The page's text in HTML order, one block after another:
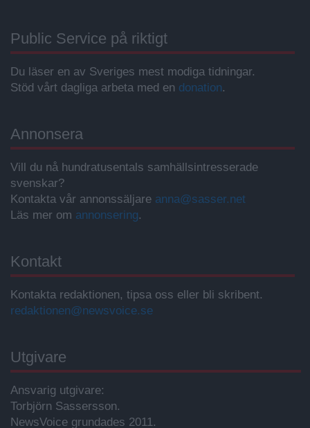
Public Service på riktigt
Du läser en av Sveriges mest modiga tidningar.
Stöd vårt dagliga arbeta med en donation.
Annonsera
Vill du nå hundratusentals samhällsintresserade
svenskar?
Kontakta vår annonssäljare anna@sasser.net
Läs mer om annonsering.
Kontakt
Kontakta redaktionen, tipsa oss eller bli skribent.
redaktionen@newsvoice.se
Utgivare
Ansvarig utgivare:
Torbjörn Sassersson.
NewsVoice grundades 2011.